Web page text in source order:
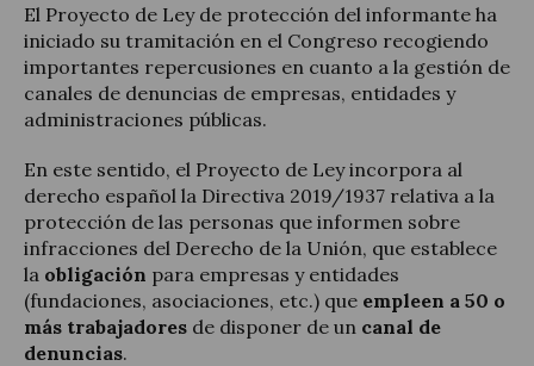
El Proyecto de Ley de protección del informante ha
iniciado su tramitación en el Congreso recogiendo
importantes repercusiones en cuanto a la gestión de
canales de denuncias de empresas, entidades y
administraciones públicas.
En este sentido, el Proyecto de Ley incorpora al
derecho español la Directiva 2019/1937 relativa a la
protección de las personas que informen sobre
infracciones del Derecho de la Unión, que establece
la obligación para empresas y entidades
(fundaciones, asociaciones, etc.) que empleen a 50 o
más trabajadores de disponer de un canal de
denuncias.